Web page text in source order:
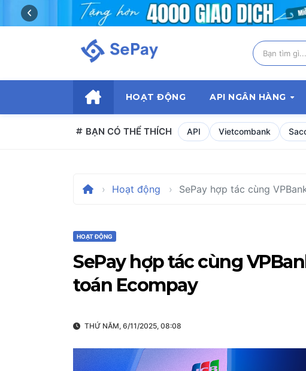
to
HOẠT ĐỘNG API NGÂN HÀNG
BẠN CÓ THỂ THÍCH API Vietcombank
Hoạt động SePay hợp tác cùng
HOẠT ĐỘNG
SePay hợp tác cùng
toán Ecompay
THỨ NĂM, 6/11/2025, 08:08